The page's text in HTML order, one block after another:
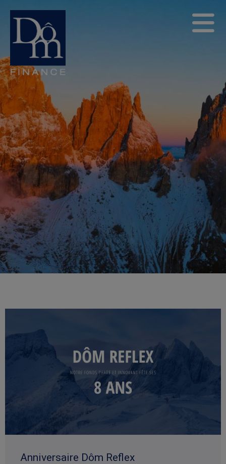
Les reportings
Anniversaire Dôm Reflex